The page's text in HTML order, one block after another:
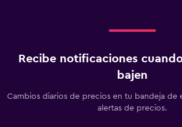
Recibe notificaciones
bajen
Cambios diarios de precios en tu bandeja de
alertas de precios.